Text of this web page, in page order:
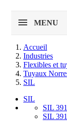
MENU
Accueil
Industries
Flexibles et
Tuyaux
SIL
SIL
SIL
SIL